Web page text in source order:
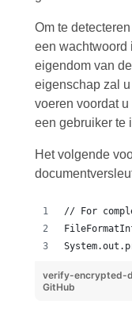
Om te
een wachtwoord
eigendom van de
eigenschap zal
voeren voordat
een gebruiker te
Het volgende
verify-encrypted-
GitHub